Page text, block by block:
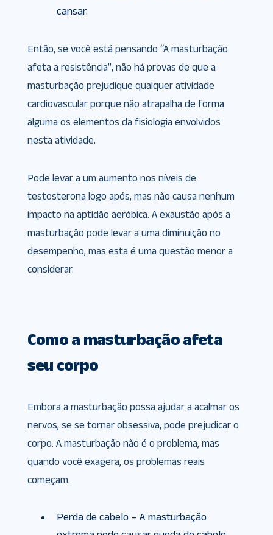
cansar.
Então, se você está pensando “A masturbação
afeta a resistência”, não há provas de que a
masturbação prejudique qualquer atividade
cardiovascular porque não atrapalha de forma
alguma os elementos da fisiologia envolvidos
nesta atividade.
Pode levar a um aumento nos níveis de
testosterona logo após, mas não causa nenhum
impacto na aptidão aeróbica. A exaustão após a
masturbação pode levar a uma diminuição no
desempenho, mas esta é uma questão menor a
considerar.
Como a masturbação afeta
seu corpo
Embora a masturbação possa ajudar a acalmar os
nervos, se se tornar obsessiva, pode prejudicar o
corpo. A masturbação não é o problema, mas
quando você exagera, os problemas reais
começam.
Perda de cabelo – A masturbação